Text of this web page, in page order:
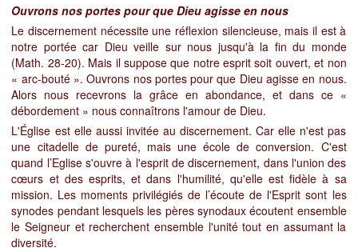
Ouvrons nos portes pour que Dieu agisse en nous
Le discernement nécessite une réflexion silencieuse, mais il est à
notre portée car Dieu veille sur nous jusqu'à la fin du monde
(Math. 28-20). Mais il suppose que notre esprit soit ouvert, et non
« arc-bouté ». Ouvrons nos portes pour que Dieu agisse en nous.
Alors nous recevrons la grâce en abondance, et dans ce «
débordement » nous connaîtrons l'amour de Dieu.
L'Église est elle aussi invitée au discernement. Car elle n'est pas
une citadelle de pureté, mais une école de conversion. C'est
quand l’Eglise s'ouvre à l'esprit de discernement, dans l'union des
cœurs et des esprits, et dans l'humilité, qu'elle est fidèle à sa
mission. Les moments privilégiés de l’écoute de l'Esprit sont les
synodes pendant lesquels les pères synodaux écoutent ensemble
le Seigneur et recherchent ensemble l'unité tout en assumant la
diversité.